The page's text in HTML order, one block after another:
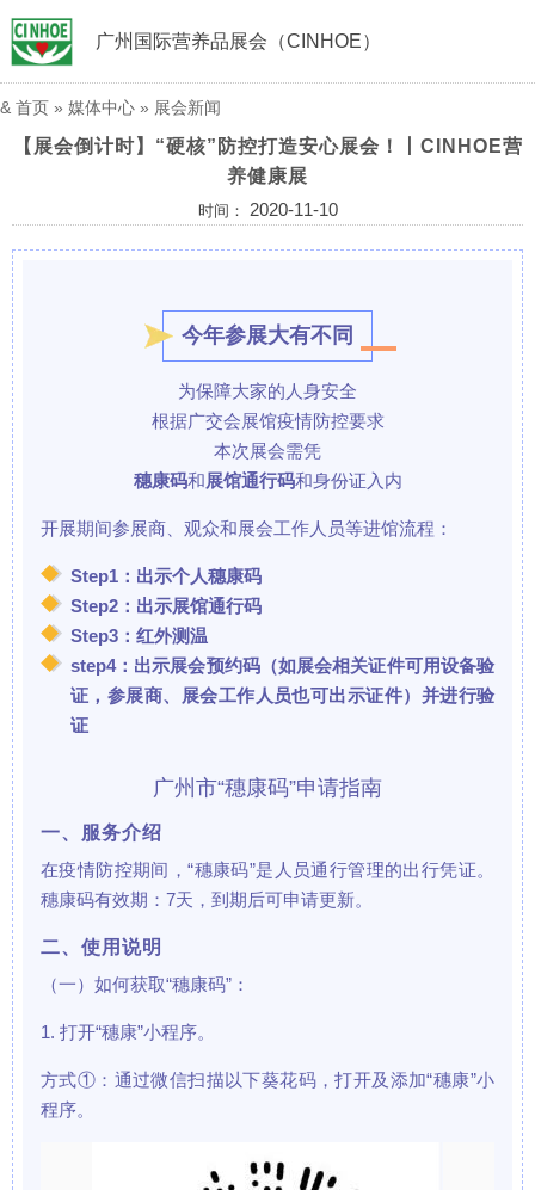
广州国际营养品展会（CINHOE）
& 首页 » 媒体中心 » 展会新闻
【展会倒计时】“硬核”防控打造安心展会！丨CINHOE营
养健康展
时间： 2020-11-10
今年参展大有不同
为保障大家的人身安全
根据广交会展馆疫情防控要求
本次展会需凭
穗康码和展馆通行码和身份证入内
开展期间参展商、观众和展会工作人员等进馆流程：
Step1：出示个人穗康码
Step2：出示展馆通行码
Step3：红外测温
step4：出示展会预约码（如展会相关证件可用设备验
证，参展商、展会工作人员也可出示证件）并进行验
证
广州市“穗康码”申请指南
一、服务介绍
在疫情防控期间，“穗康码”是人员通行管理的出行凭证。
穗康码有效期：7天，到期后可申请更新。
二、使用说明
（一）如何获取“穗康码”：
1. 打开“穗康”小程序。
方式①：通过微信扫描以下葵花码，打开及添加“穗康”小
程序。